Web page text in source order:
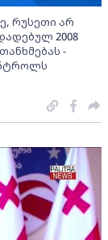
რუსეთი არ
2008
-